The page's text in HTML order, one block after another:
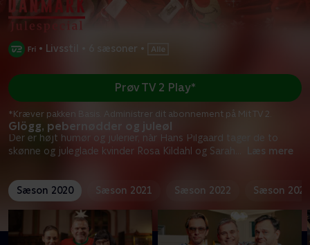
• Livsstil 6 sæsoner •
Glögg, pebernødder og juleøl
Der er højt humør og julerier, når Hans Pilgaard tager de to
skønne og juleglade kvinder Rosa Kildahl og Sarah
Læs mere
Prøv TV 2 Play*
*Kræver pakken Basis. Administrer dit abonnement på Mit TV 2.
Sæson 2020 Sæson 2021 Sæson 2022 Sæson 2023